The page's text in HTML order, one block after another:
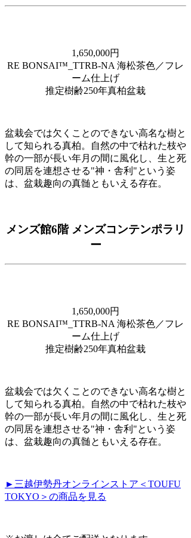
1,650,000円
RE BONSAI™️_TTRB-NA 海松茶色／フレ
ーム仕上げ
推定樹齢250年真柏盆栽
盆栽会では欠くことのできない高名な樹と
して知られる真柏。自然の中で枯れた枝や
幹の一部が長い年月の間に風化し、生と死
の同居を連想させる"神・舎利"という姿
は、盆栽趣向の真髄ともいえる存在。
メンズ館6階 メンズコンテンポラリ
ー
1,650,000円
RE BONSAI™️_TTRB-NA 海松茶色／フレ
ーム仕上げ
推定樹齢250年真柏盆栽
盆栽会では欠くことのできない高名な樹と
して知られる真柏。自然の中で枯れた枝や
幹の一部が長い年月の間に風化し、生と死
の同居を連想させる"神・舎利"という姿
は、盆栽趣向の真髄ともいえる存在。
►三越伊勢丹オンラインストア＜TOUFU
TOKYO＞の商品を見る